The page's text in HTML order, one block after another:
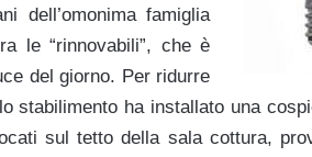
dell’omonima famiglia
le “rinnovabili”, che è
del giorno. Per ridurre
stabilimento ha installato una
sul tetto della sala cottura,